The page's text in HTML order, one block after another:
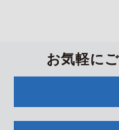
お気軽に